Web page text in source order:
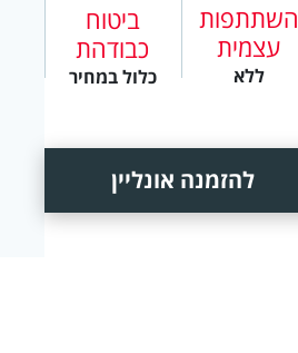
השתתפות
עצמית
ללא
ביטוח
כבודהת
כלול במחיר
להזמנה אונליין